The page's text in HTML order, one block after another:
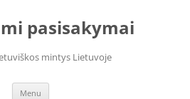
pasisakymai
mintys Lietuvoje
Menu